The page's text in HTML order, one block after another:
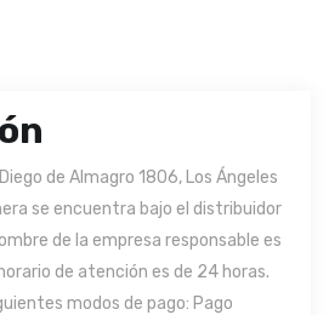
de Almagro 1806, Los Ángeles
se encuentra bajo el distribuidor
de la empresa responsable es
horario de atención es de 24 horas.
modos de pago: Pago